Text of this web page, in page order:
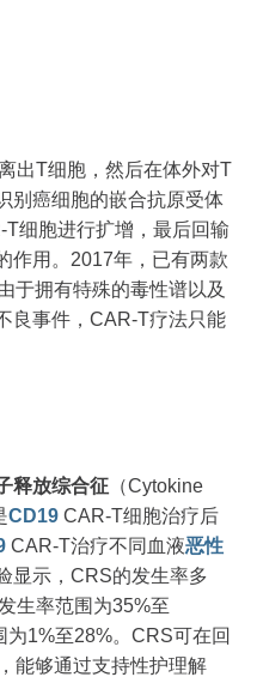
出T细胞，然后在体外对T
别癌细胞的嵌合抗原受体
T细胞进行扩增，最后回输
作用。2017年，已有两款
于拥有特殊的毒性谱以及
良事件，CAR-T疗法只能
释放综合征 （Cytokine
CD19 CAR‐T细胞治疗后
CAR‐T治疗不同血液恶性
显示，CRS的发生率多
生率范围为35%至
1%至28%。CRS可在回
能够通过支持性护理解